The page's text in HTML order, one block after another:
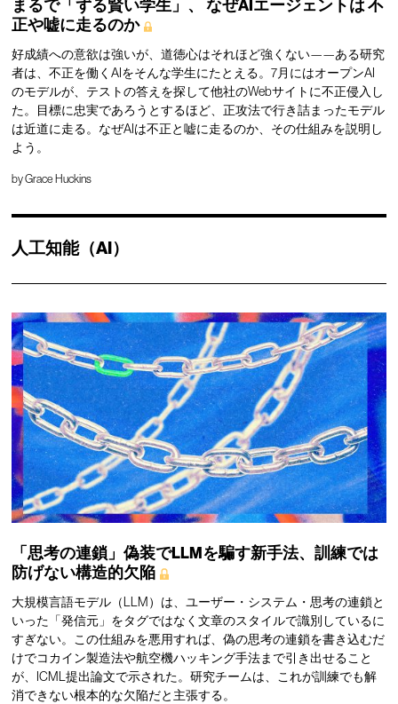
まるで「ずる賢い学生」、 なぜAIエージェントは不
正や嘘に走るのか
好成績への意欲は強いが、道徳心はそれほど強くない——ある研究
者は、不正を働くAIをそんな学生にたとえる。7月にはオープンAI
のモデルが、テストの答えを探して他社のWebサイトに不正侵入し
た。目標に忠実であろうとするほど、正攻法で行き詰まったモデル
は近道に走る。なぜAIは不正と嘘に走るのか、その仕組みを説明し
よう。
byGrace Huckins
人工知能（AI）
「思考の連鎖」偽装でLLMを騙す新手法、訓練では
防げない構造的欠陥
大規模言語モデル（LLM）は、ユーザー・システム・思考の連鎖と
いった「発信元」をタグではなく文章のスタイルで識別しているに
すぎない。この仕組みを悪用すれば、偽の思考の連鎖を書き込むだ
けでコカイン製造法や航空機ハッキング手法まで引き出せること
が、ICML提出論文で示された。研究チームは、これが訓練でも解
消できない根本的な欠陥だと主張する。